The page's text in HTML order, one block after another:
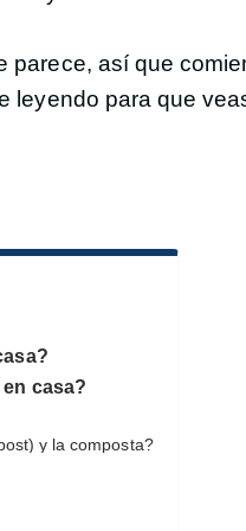
parece, así que
leyendo para que
casa?
y la composta?